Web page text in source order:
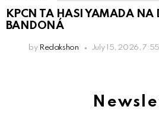
KPCN TA HASI YAMADA NA
BANDONÁ
by Redakshon July 15, 2026,